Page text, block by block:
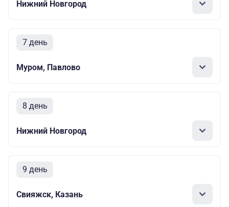
Нижний Новгород
7 день
Муром, Павлово
8 день
Нижний Новгород
9 день
Свияжск, Казань